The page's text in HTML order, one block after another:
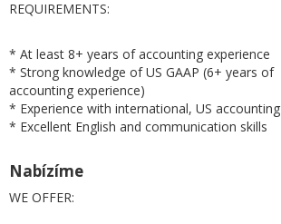
REQUIREMENTS:
* At least 8+ years of accounting experience
* Strong knowledge of US GAAP (6+ years of
accounting experience)
* Experience with international, US accounting
* Excellent English and communication skills
Nabízíme
WE OFFER: